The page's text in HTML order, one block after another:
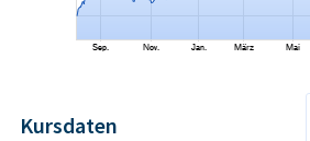
Kursdaten